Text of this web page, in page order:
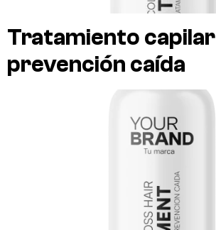
Tratamiento capilar
prevención caída